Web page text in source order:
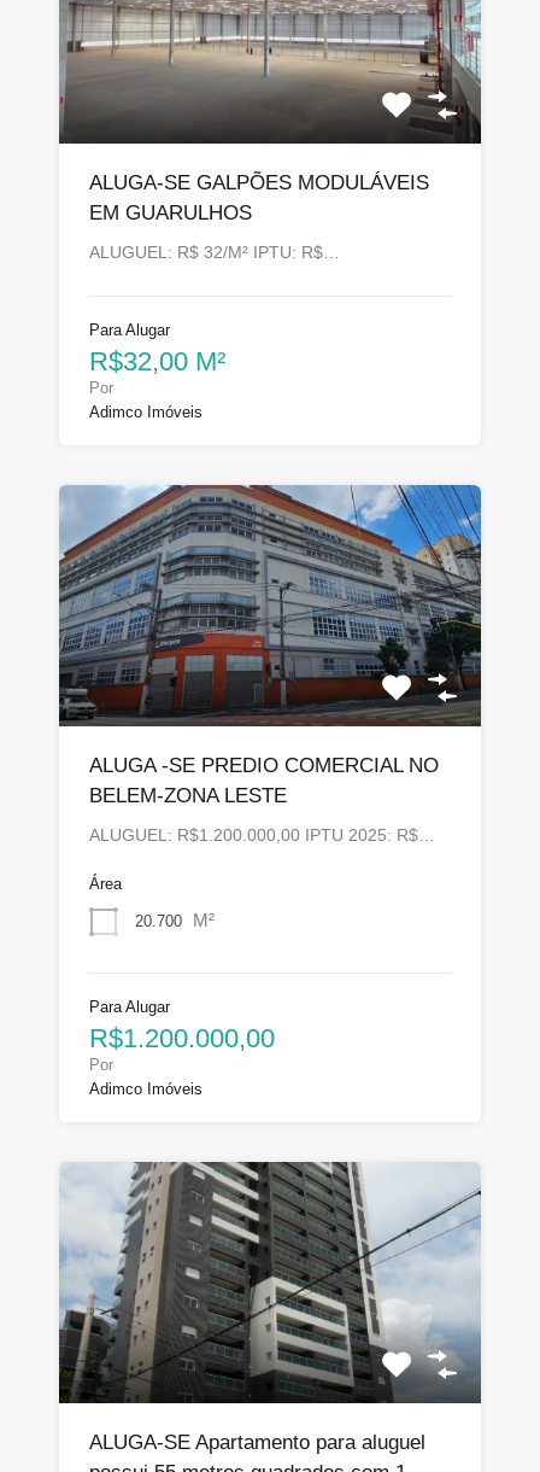
ALUGA-SE GALPÕES MODULÁVEIS
EM GUARULHOS
ALUGUEL: R$ 32/M² IPTU: R$…
Para Alugar
R$32,00 M²
Por
Adimco Imóveis
ALUGA -SE PREDIO COMERCIAL NO
BELEM-ZONA LESTE
ALUGUEL: R$1.200.000,00 IPTU 2025: R$…
Área
20.700 M²
Para Alugar
R$1.200.000,00
Por
Adimco Imóveis
ALUGA-SE Apartamento para aluguel